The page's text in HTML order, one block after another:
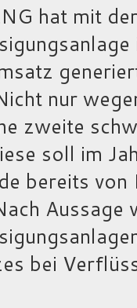
hat mit
nur
zweite
soll im
bereits
bei